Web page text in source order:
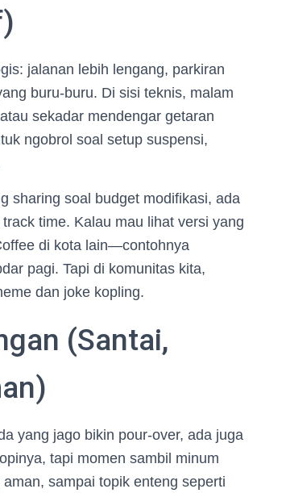
jalanan lebih lengang, parkiran
buru-buru. Di sisi teknis, malam
sekadar mendengar getaran
ngobrol soal setup suspensi,
sharing soal budget modifikasi, ada
time. Kalau mau lihat versi yang
di kota lain—contohnya
pagi. Tapi di komunitas kita,
dan joke kopling.
(Santai,
yang jago bikin pour-over, ada juga
tapi momen sambil minum
sampai topik enteng seperti